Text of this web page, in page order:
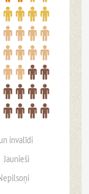
invalīdi
Jaunieši